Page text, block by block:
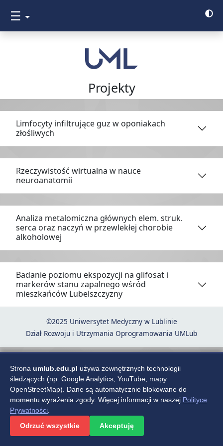
☰
Projekty
Limfocyty infiltrujące guz w oponiakach
złośliwych
Rzeczywistość wirtualna w nauce
neuroanatomii
Analiza metalomiczna głównych elem. struk.
serca oraz naczyń w przewlekłej chorobie
alkoholowej
Badanie poziomu ekspozycji na glifosat i
markerów stanu zapalnego wśród
mieszkańców Lubelszczyzny
©2025 Uniwersytet Medyczny w Lublinie
Dział Rozwoju i Utrzymania Oprogramowania UMLub
Strona umlub.edu.pl używa zewnętrznych technologii
śledzących (np. Google Analytics, YouTube, mapy
OpenStreetMap). Dane są automatycznie blokowane do
momentu wyrażenia zgody. Więcej informacji w naszej Polityce
Prywatności
Odrzuć wszystkie
Akceptuję